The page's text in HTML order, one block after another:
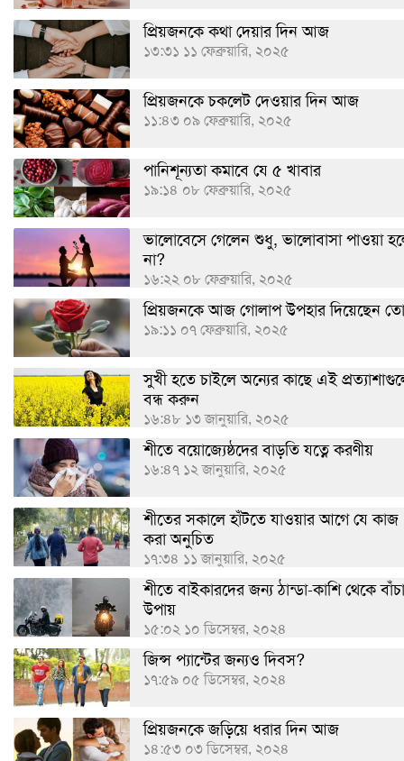
প্রিয়জনকে কথা দেয়ার দিন আজ
১৩:৩১ ১১ ফেব্রুয়ারি, ২০২৫
প্রিয়জনকে চকলেট দেওয়ার দিন আজ
১১:৪৩ ০৯ ফেব্রুয়ারি, ২০২৫
পানিশূন্যতা কমাবে যে ৫ খাবার
১৯:১৪ ০৮ ফেব্রুয়ারি, ২০২৫
ভালোবেসে গেলেন শুধু, ভালোবাসা পাওয়া
না?
১৬:২২ ০৮ ফেব্রুয়ারি, ২০২৫
প্রিয়জনকে আজ গোলাপ উপহার দিয়েছেন
১৯:১১ ০৭ ফেব্রুয়ারি, ২০২৫
সুখী হতে চাইলে অন্যের কাছে এই
বন্ধ করুন
১৬:৪৮ ১৩ জানুয়ারি, ২০২৫
শীতে বয়োজ্যেষ্ঠদের বাড়তি যত্নে করণীয়
১৬:৪৭ ১২ জানুয়ারি, ২০২৫
শীতের সকালে হাঁটতে যাওয়ার আগে যে কাজ
করা অনুচিত
১৭:৩৪ ১১ জানুয়ারি, ২০২৫
শীতে বাইকারদের জন্য ঠান্ডা-কাশি থেকে
উপায়
১৫:০২ ১০ ডিসেম্বর, ২০২৪
জিন্স প্যান্টের জন্যও দিবস?
১৭:৫৯ ০৫ ডিসেম্বর, ২০২৪
প্রিয়জনকে জড়িয়ে ধরার দিন আজ
১৪:৫৩ ০৩ ডিসেম্বর, ২০২৪